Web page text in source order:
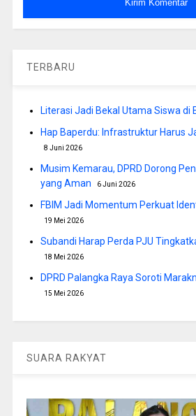
TERBARU
Literasi Jadi Bekal Utama Siswa di
Hap Baperdu: Infrastruktur Harus
8 Juni 2026
Musim Kemarau, DPRD Dorong
yang Aman
6 Juni 2026
FBIM Jadi Momentum Perkuat
19 Mei 2026
Subandi Harap Perda PJU
18 Mei 2026
DPRD Palangka Raya Soroti
15 Mei 2026
SUARA RAKYAT